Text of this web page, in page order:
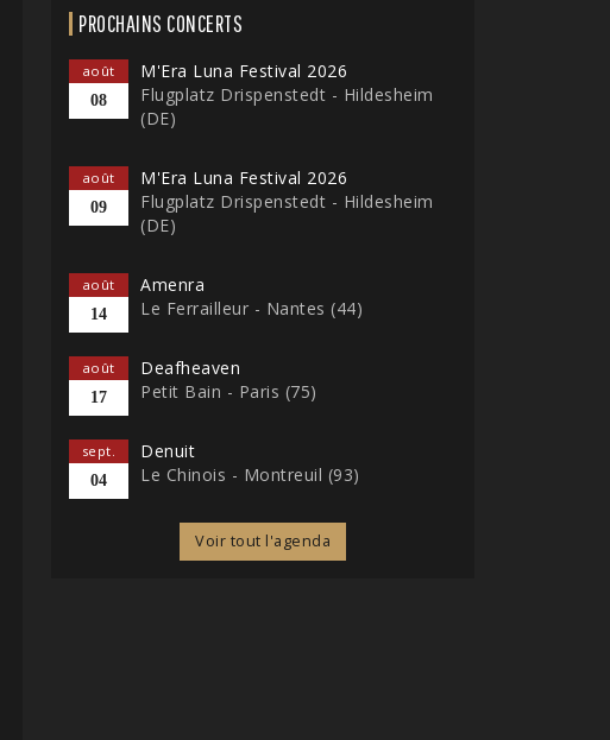
PROCHAINS CONCERTS
août
08
M'Era Luna Festival 2026
Flugplatz Drispenstedt - Hildesheim
(DE)
août
09
M'Era Luna Festival 2026
Flugplatz Drispenstedt - Hildesheim
(DE)
août
14
Amenra
Le Ferrailleur - Nantes (44)
août
17
Deafheaven
Petit Bain - Paris (75)
sept.
04
Denuit
Le Chinois - Montreuil (93)
Voir tout l'agenda